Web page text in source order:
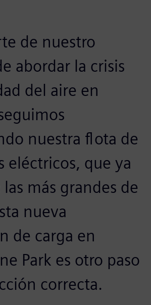
de nuestro
abordar la crisis
del aire en
nuestra flota de
eléctricos, que ya
más grandes de
nueva
de carga en
Park es otro paso
correcta.